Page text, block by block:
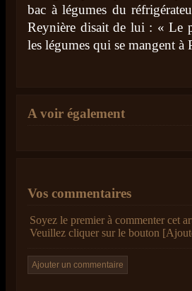
bac à légumes du
Reynière disait de lui : « Le
les légumes qui se mangent
A voir également
Vos commentaires
Soyez le premier à commenter cet
Veuillez cliquer sur le bouton